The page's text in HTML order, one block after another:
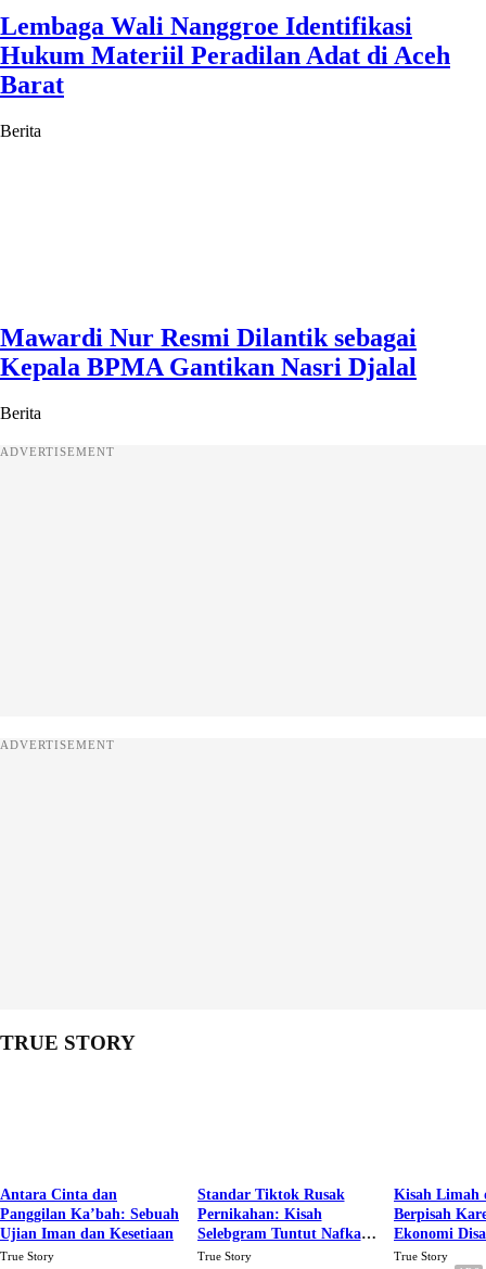
Lembaga Wali Nanggroe Identifikasi
Hukum Materiil Peradilan Adat di Aceh
Barat
Berita
Mawardi Nur Resmi Dilantik sebagai
Kepala BPMA Gantikan Nasri Djalal
Berita
ADVERTISEMENT
ADVERTISEMENT
TRUE STORY
Antara Cinta dan
Panggilan Ka’bah: Sebuah
Ujian Iman dan Kesetiaan
True Story
Standar Tiktok Rusak
Pernikahan: Kisah
Selebgram Tuntut Nafkah
Rp.15 Juta Perbulan
True Story
Kisah Limah
Berpisah
Ekonomi
Karena Cinta
True Story